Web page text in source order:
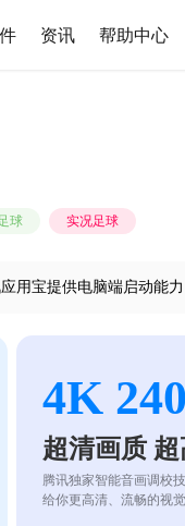
资讯 帮助中心
球 实况足球
用宝提供电脑端启动能
4K
超清画质
腾讯独家智能音画调校
给你更高清、流畅的视